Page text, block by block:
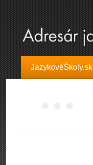
JazykovéŠkoly.sk